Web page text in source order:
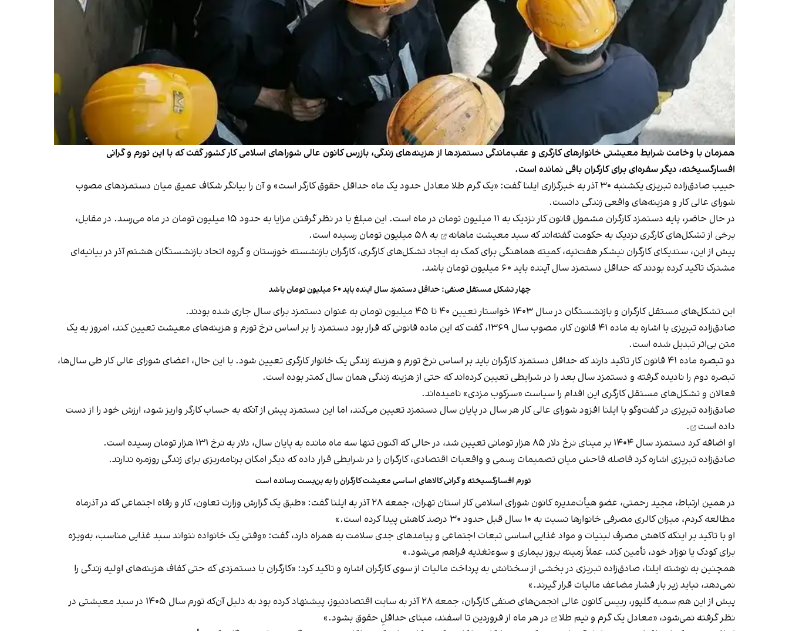
همزمان با وخامت شرایط معیشتی خانوارهای کارگری و عقب‌ماندگی دستمزدها از هزینه‌های زندگی، بازرس کانون عالی شوراهای اسلامی کار کشور گفت که با این تورم و گرانی
افسارگسیخته، دیگر سفره‌ای برای کارگران باقی نمانده است.
حبیب صادق‌زاده تبریزی یکشنبه ۳۰ آذر به خبرگزاری ایلنا گفت: «یک گرم طلا معادل حدود یک ماه حداقل حقوق کارگر است» و آن را بیانگر شکاف عمیق میان دستمزدهای مصوب
شورای عالی کار و هزینه‌های واقعی زندگی دانست.
در حال حاضر، پایه دستمزد کارگران مشمول قانون کار نزدیک به ۱۱ میلیون تومان در ماه است. این مبلغ با در نظر گرفتن مزایا به حدود ۱۵ میلیون تومان در ماه می‌رسد. در مقابل،
برخی از تشکل‌های کارگری نزدیک به حکومت گفته‌اند که سبد معیشت ماهانه
به ۵۸ میلیون تومان رسیده است.
پیش از این، سندیکای کارگران نیشکر هفت‌تپه، کمیته هماهنگی برای کمک به ایجاد تشکل‌های کارگری، کارگران بازنشسته خوزستان و گروه اتحاد بازنشستگان هشتم آذر در بیانیه‌ای
مشترک تاکید کرده بودند که حداقل دستمزد سال آینده باید ۶۰ میلیون تومان باشد.
چهار تشکل مستقل صنفی: حداقل دستمزد سال آینده باید ۶۰ میلیون تومان باشد
این تشکل‌های مستقل کارگران و بازنشستگان در سال ۱۴۰۳ خواستار تعیین ۴۰ تا ۴۵ میلیون تومان به عنوان دستمزد برای سال جاری شده بودند.
صادق‌زاده تبریزی با اشاره به ماده ۴۱ قانون کار، مصوب سال ۱۳۶۹، گفت که این ماده قانونی که قرار بود دستمزد را بر اساس نرخ تورم و هزینه‌های معیشت تعیین کند، امروز به یک
متن بی‌اثر تبدیل شده است.
دو تبصره ماده ۴۱ قانون کار تاکید دارند که حداقل دستمزد کارگران باید بر اساس نرخ تورم و هزینه‌ زندگی یک خانوار کارگری تعیین شود. با این حال، اعضای شورای عالی کار طی سال‌ها،
تبصره دوم را نادیده گرفته‌ و دستمزد سال بعد را در شرایطی تعیین کرده‌اند که حتی از هزینه زندگی همان سال کمتر بوده است.
فعالان و تشکل‌های مستقل کارگری این اقدام را سیاست «سرکوب مزدی» نامیده‌اند.
صادق‌زاده تبریزی در گفت‌وگو با ایلنا افزود شورای عالی کار هر سال در پایان سال دستمزد تعیین می‌کند، اما این دستمزد پیش از آنکه به حساب کارگر واریز شود، ارزش خود را از دست
داده است
.
او اضافه کرد دستمزد سال ۱۴۰۴ بر مبنای نرخ دلار ۸۵ هزار تومانی تعیین شد، در حالی که اکنون تنها سه ماه مانده به پایان سال، دلار به نرخ ۱۳۱ هزار تومان رسیده است.
صادق‌زاده تبریزی اشاره کرد فاصله‌ فاحش میان تصمیمات رسمی و واقعیات اقتصادی، کارگران را در شرایطی قرار داده که دیگر امکان برنامه‌ریزی برای زندگی روزمره ندارند.
تورم افسارگسیخته و گرانی کالاهای اساسی معیشت کارگران را به بن‌بست رسانده است
در همین ارتباط، مجید رحمتی، عضو هیأت‌مدیره کانون شورای اسلامی کار استان تهران، جمعه ۲۸ آذر به ایلنا گفت: «طبق یک گزارش وزارت تعاون، کار و رفاه اجتماعی که در آذرماه
مطالعه کردم، میزان کالری مصرفی خانوارها نسبت به ۱۰ سال قبل حدود ۳۰ درصد کاهش پیدا کرده است.»
او با تاکید بر اینکه کاهش مصرف لبنیات و مواد غذایی اساسی تبعات اجتماعی و پیامدهای جدی سلامت به همراه دارد، گفت: «وقتی یک خانواده نتواند سبد غذایی مناسب، به‌ویژه
برای کودک یا نوزاد خود، تأمین کند، عملاً زمینه بروز بیماری و سوءتغذیه فراهم می‌شود.»
همچنین به نوشته ایلنا، صادق‌زاده تبریزی در بخشی از سخنانش به پرداخت مالیات از سوی کارگران اشاره و تاکید کرد: «کارگران با دستمزدی که حتی کفاف هزینه‌های اولیه زندگی را
نمی‌دهد، نباید زیر بار فشار مضاعف مالیات قرار گیرند.»
پیش از این هم سمیه گلپور، رییس کانون عالی انجمن‌های صنفی کارگران، جمعه ۲۸ آذر به سایت اقتصادنیوز، پیشنهاد کرده بود به دلیل آن‌که تورم سال ۱۴۰۵ در سبد معیشتی در
نظر گرفته نمی‌شود، «معادل یک گرم و نیم طلا
در هر ماه از فروردین تا اسفند، مبنای حداقلِ حقوق بشود.»